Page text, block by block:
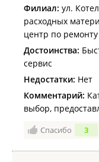
Филиал: ул.
расходных
центр по
Достоинства:
сервис
Недостатки: Нет
Комментарий:
выбор,
Спасибо 3